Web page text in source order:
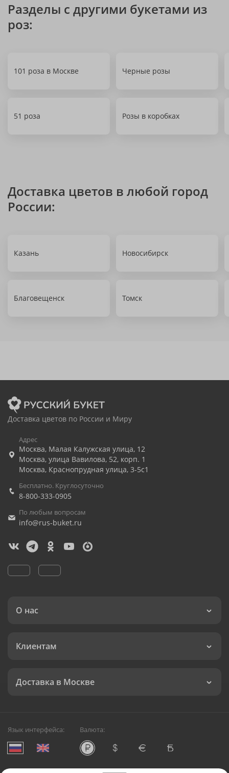
Разделы с другими букетами из
роз:
101 роза в Москве Черные розы
51 роза Розы в коробках
Доставка цветов в любой город
России:
Казань Новосибирск
Благовещенск Томск
Доставка цветов по России и Миру
Адрес
Москва, Малая Калужская улица, 12
Москва, улица Вавилова, 52, корп. 1
Москва, Краснопрудная улица, 3-5с1
Бесплатно. Круглосуточно
8-800-333-0905
По любым вопросам
info@rus-buket.ru
О нас
Клиентам
Доставка в Москве
Язык интерфейса: Валюта: